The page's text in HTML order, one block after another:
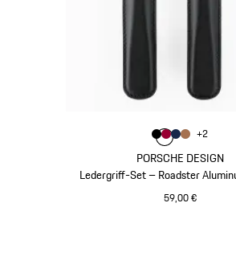
PORSCHE DESIGN
Ledergriff-Set – Roadster
59,00 €
Farbe
Farbeschwarz
Farbe karminrot
Farbe
Farbe
+2